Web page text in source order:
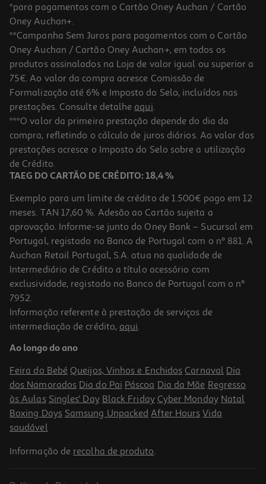
3.2 (49)
Sacos De Lixo Polegar Com Atilho 50l 10un
0.08 €/un
0,79 €
Sacos Vileda De Lixo Ecobag Style Ff 50l 10un
0.3 €/un
2,99 €
*para pagamentos com o Cartão Oney Auchan / Cartão
Oney Auchan+.
**Campanha Sem Juros para pagamentos com o Cartão
Oney Auchan / Cartão Oney Auchan+, em todos os
produtos assinalados na Loja de valor igual ou superior a
75€. Ao valor da compra acresce Comissão de
Formalização até 6% e Imposto do Selo, incluídos nas
prestações. Consulte detalhe aqui.
***O valor da primeira prestação depende do dia da
compra, refletindo o cálculo de juros diários. Ao valor das
prestações acresce o Imposto do Selo sobre a utilização
de Crédito.
TAEG DO CARTÃO DE CRÉDITO: 18,4 %
Exemplo para um limite de crédito de 1.500€ pago em 12
meses. TAN 17,60 %. Adesão ao Cartão sujeita a
aprovação. Informe-se junto do Oney Bank – Sucursal em
Portugal, registado no Banco de Portugal com o nº 881. A
Auchan Retail Portugal, S.A. atua na qualidade de
Intermediário de Crédito a título acessório com
exclusividade, registado no Banco de Portugal com o nº
7952.
Informação referente à prestação de serviços de
intermediação de crédito, aqui.
Ao longo do ano
Feira do Bebé Queijos, Vinhos e Enchidos Carnaval Dia
dos Namorados Dia do Pai Páscoa Dia da Mãe Regresso
às Aulas Singles' Day Black Friday Cyber Monday Natal
Boxing Days Samsung Unpacked After Hours Vida
saudável
Informação de recolha de produto.